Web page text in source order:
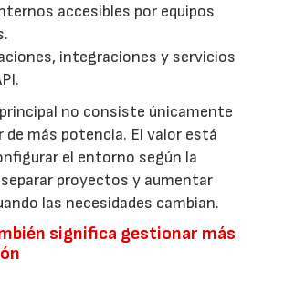
accesibles por equipos
integraciones y servicios
no consiste únicamente
de más potencia. El valor está
el entorno según la
proyectos y aumentar
las necesidades cambian.
significa gestionar más